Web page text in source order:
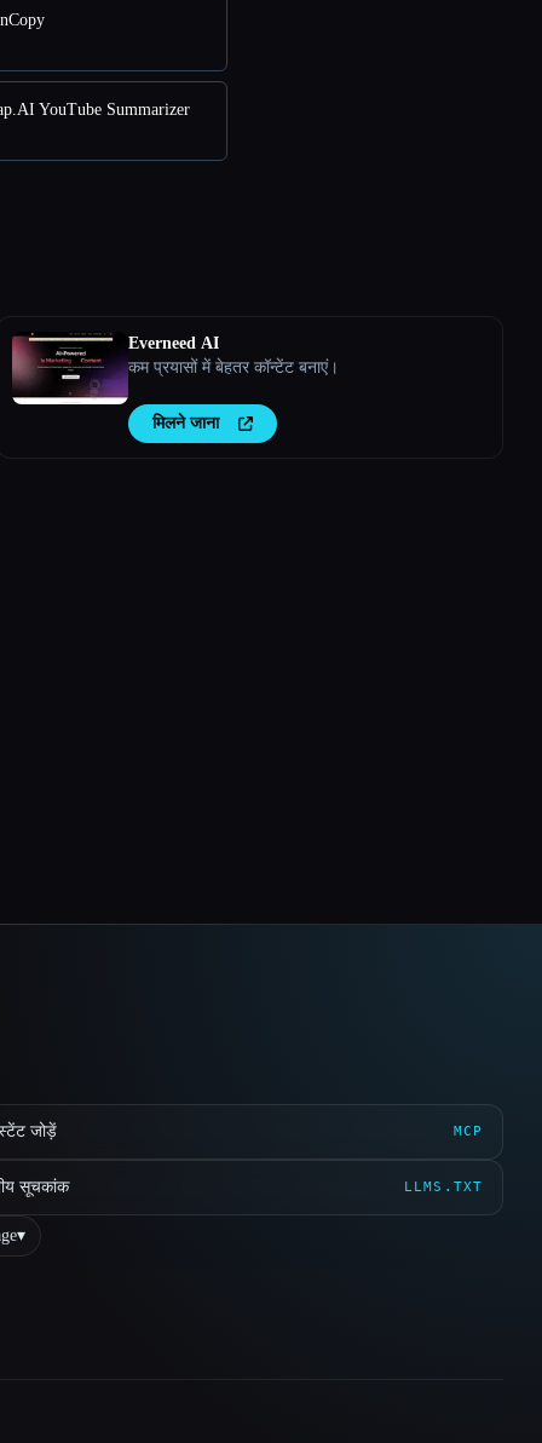
YouTube Summarizer
Everneed AI
कम प्रयासों में बेहतर कॉन्टेंट बनाएं।
मिलने जाना
जोड़ें MCP
सूचकांक LLMS.TXT
▾